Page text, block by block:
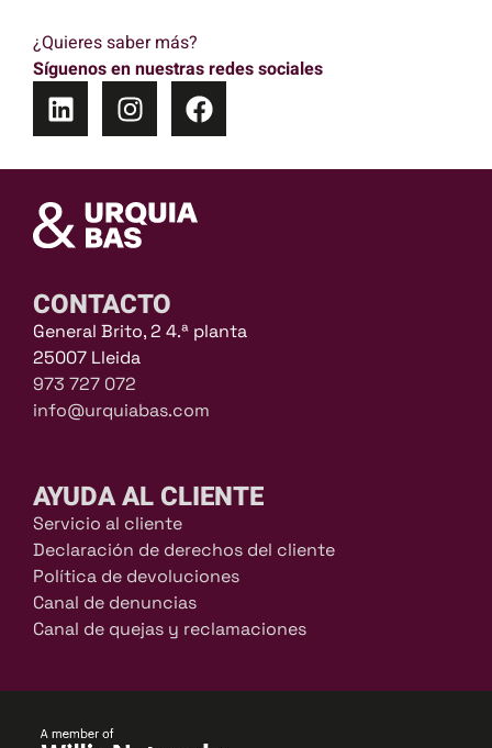
¿Quieres saber más?
Síguenos en nuestras redes sociales
CONTACTO
General Brito, 2 4.ª planta
25007 Lleida
973 727 072
info@urquiabas.com
AYUDA AL CLIENTE
Servicio al cliente
Declaración de derechos del cliente
Política de devoluciones
Canal de denuncias
Canal de quejas y reclamaciones